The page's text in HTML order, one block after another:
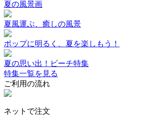
夏の風景画
夏風運ぶ、癒しの風景
ポップに明るく、夏を楽しもう！
夏の思い出！ビーチ特集
特集一覧を見る
ご利用の流れ
ネットで注文